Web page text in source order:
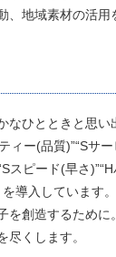
、地域素材の活用
なひとときと思い
ィー(品質)”“Sサ
スピード(早さ
導入しています
を創造するため
尽くします。